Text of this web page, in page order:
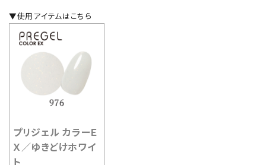
▼使用アイテムはこちら
プリジェル カラーＥ
Ｘ／ゆきどけホワイ
ト